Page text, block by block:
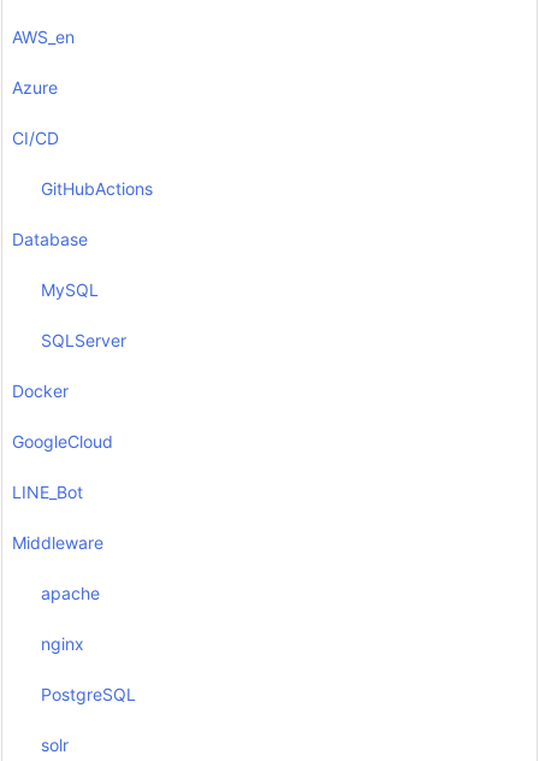
AWS_en
Azure
CI/CD
GitHubActions
Database
MySQL
SQLServer
Docker
GoogleCloud
LINE_Bot
Middleware
apache
nginx
PostgreSQL
solr